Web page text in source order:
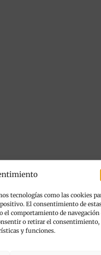
tecnologías como las cookies
El consentimiento de
el comportamiento de navegación
o retirar el consentimiento,
y funciones.